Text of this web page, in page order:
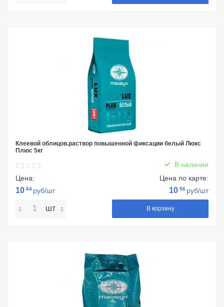
Клеевой облицов.раствор повышенной фиксации белый Люкс
Плюс 5кг
В наличии
Цена:
10 64 руб/шт
Цена по карте:
10 56 руб/шт
шт В корзину